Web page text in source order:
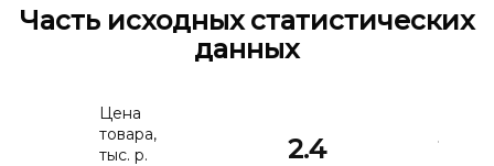
Часть исходных статистических
данных
Цена
товара,
тыс. р.
2.4 2.6